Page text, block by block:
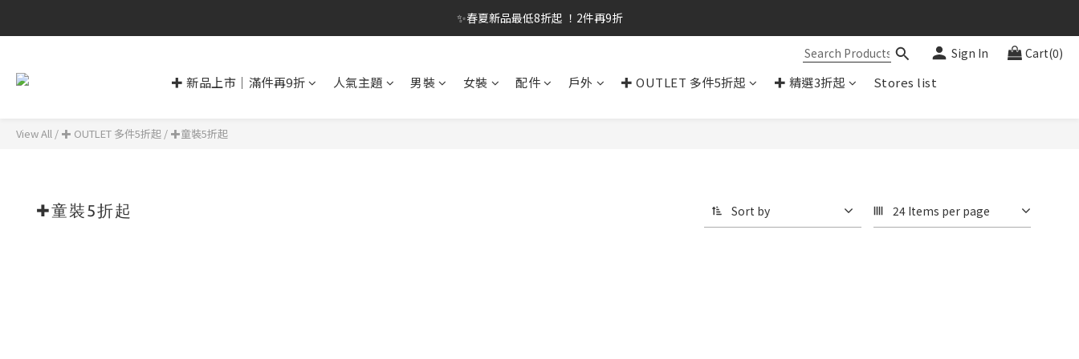
✨春夏新品最低8折起 ！2件再9折
✨春夏新品最低8折起 ！2件再9折
✨購買指定後背包送好運鑰匙圈 (贈完為止)
Sign In Cart(0)
✚ 新品上市｜滿件再9折 人氣主題 男裝 女裝 配件 戶外 ✚ OUTLET 多件5折起 ✚ 精選3折起 Stores list
View All / ✚ OUTLET 多件5折起 / ✚童裝5折起
✚童裝5折起 Sort by 24 Items per page